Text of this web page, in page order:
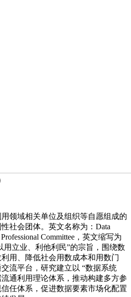
领域相关单位及组织等自愿组成的
社会团体。英文名称为：Data
Committee，英文缩写为
用立业、利他利民”的宗旨，围绕数
用、降低社会用数成本和用数门
流平台，研究建立以 “数据系统
通利用理论体系，推动构建多方参
任体系，促进数据要素市场化配置